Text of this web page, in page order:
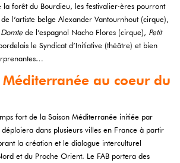
la forêt du Bourdieu, les festivalier·ères pourront
l’artiste belge Alexander Vantournhout (cirque),
Domte de l’espagnol Nacho Flores (cirque), Petit
le Syndicat d’Initiative (théâtre) et bien
au coeur du
fort de la Saison Méditerranée initiée par
déploiera dans plusieurs villes en France à partir
la création et le dialogue interculturel
et du Proche Orient. Le FAB portera des